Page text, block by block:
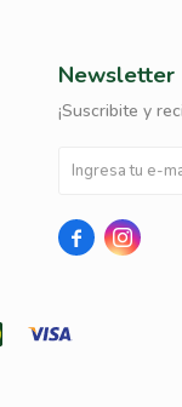
Newsletter
¡Suscribite y
 